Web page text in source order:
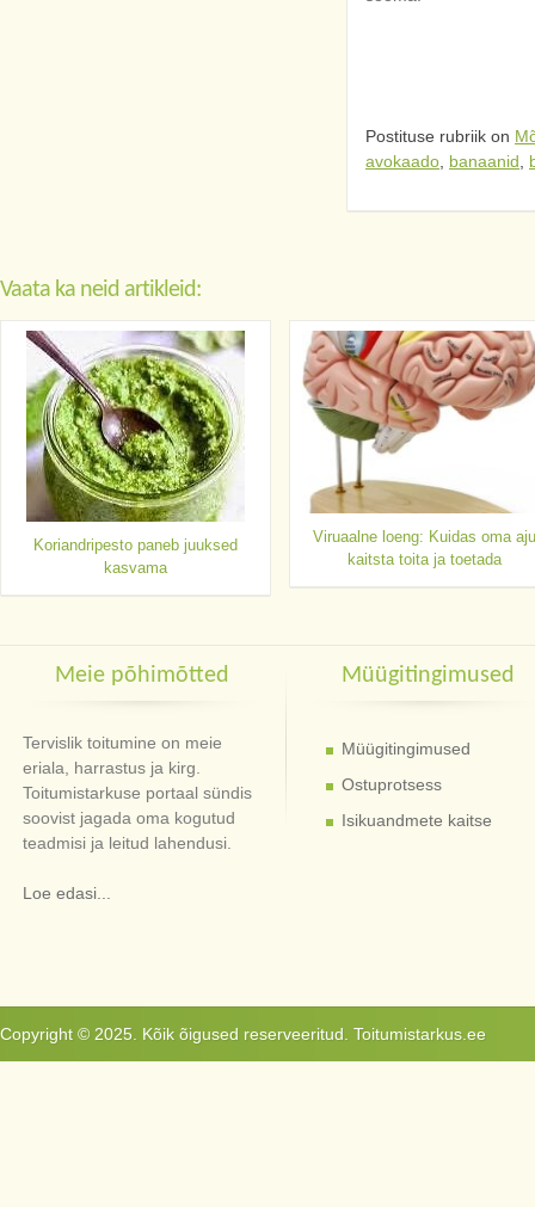
Postituse rubriik on
avokaado banaanid
Vaata ka neid artikleid:
Koriandripesto paneb juuksed
kasvama
Viruaalne loeng: Kuidas oma aju
kaitsta toita ja toetada
Meie põhimõtted
Tervislik toitumine on meie
eriala, harrastus ja kirg.
Toitumistarkuse portaal sündis
soovist jagada oma kogutud
teadmisi ja leitud lahendusi.
Loe edasi...
Müügitingimused
Müügitingimused
Ostuprotsess
Isikuandmete kaitse
Copyright © 2025. Kõik õigused reserveeritud. Toitumistarkus.ee